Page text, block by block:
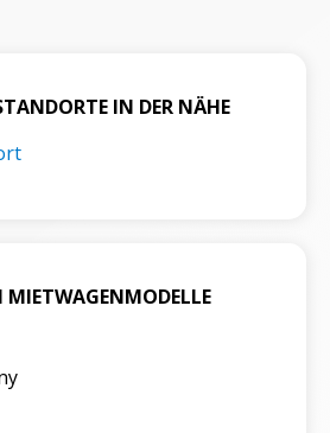
IN DER NÄHE
MIETWAGENMODELLE